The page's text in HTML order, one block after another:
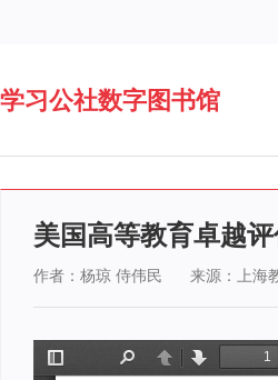
学习公社数字图书馆
美国高等教育卓越
作者：杨琼 侍伟民 来源：上海